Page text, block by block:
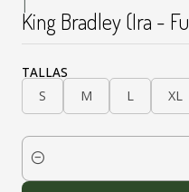
|
King Bradley (Ira -
TALLAS
S
M L XL
Cantidad